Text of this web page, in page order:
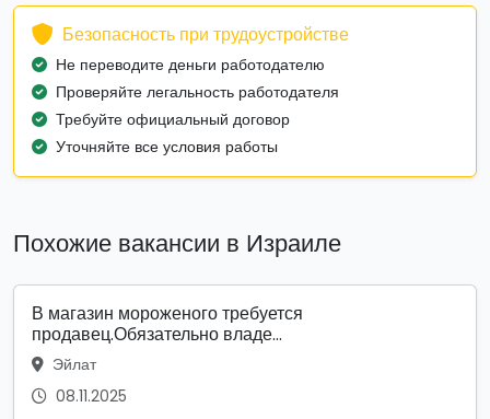
Безопасность при трудоустройстве
Не переводите деньги работодателю
Проверяйте легальность работодателя
Требуйте официальный договор
Уточняйте все условия работы
Похожие вакансии в Израиле
В магазин мороженого требуется
продавец.Обязательно владе...
Эйлат
08.11.2025